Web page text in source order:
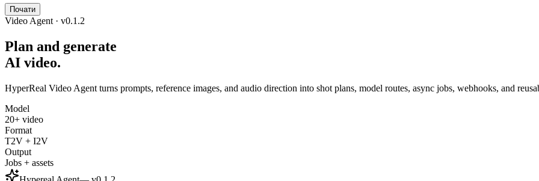
Почати
Video Agent · v0.1.2
Plan and generate
AI video.
HyperReal Video Agent turns prompts, reference images, and audio direction into shot plans, model routes, async jobs, webhooks, and
Model
20+ video
Format
T2V + I2V
Output
Jobs + assets